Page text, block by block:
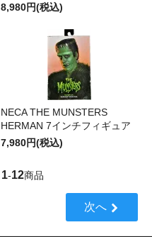
8,980円(税込)
NECA THE MUNSTERS
HERMAN 7インチフィギュア
7,980円(税込)
1-12商品
次へ